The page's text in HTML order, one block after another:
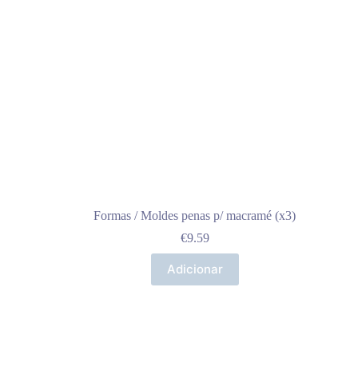
Formas / Moldes penas p/ macramé (x3)
€9.59
Adicionar